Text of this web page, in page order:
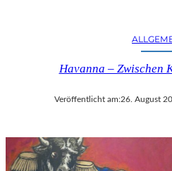
Havanna – Zwischen
Veröffentlicht am:26. August